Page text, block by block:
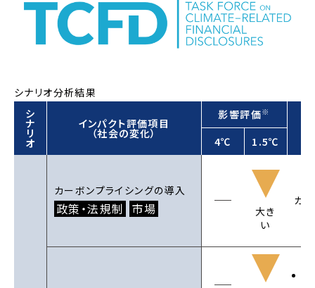
シナリオ分析結果
シ
ナ
リ
オ
インパクト評価項目
（社会の変化）
影響評価※
4℃ 1.5℃
カーボンプライシングの導入
政策・法規制 市場
大き
い
カ